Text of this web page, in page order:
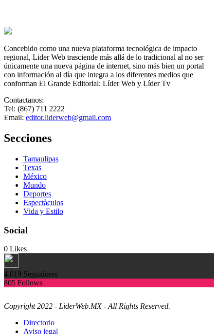
Concebido como una nueva plataforma tecnológica de impacto
regional, Lider Web trasciende más allá de lo tradicional al no ser
únicamente una nueva página de internet, sino más bien un portal
con información al día que integra a los diferentes medios que
conforman El Grande Editorial: Líder Web y Líder Tv
Contactanos:
Tel: (867) 711 2222
Email: editor.liderweb@gmail.com
Secciones
Tamaulipas
Texas
México
Mundo
Deportes
Espectàculos
Vida y Estilo
Social
0 Likes
4.019 Seguidores
805 Follows
Copyright 2022 - LiderWeb.MX - All Rights Reserved.
Directorio
Aviso legal